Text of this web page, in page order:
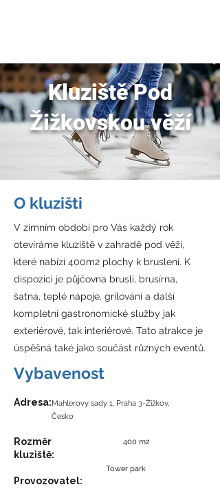
Kluziště Pod
Žižkovskou věží
O kluzišti
V zimním období pro Vás každý rok
otevíráme kluziště v zahradě pod věží,
které nabízí 400m2 plochy k bruslení. K
dispozici je půjčovna bruslí, brusírna,
šatna, teplé nápoje, grilování a další
kompletní gastronomické služby jak
exteriérové, tak interiérové. Tato atrakce je
úspěšná také jako součást různých eventů.
Vybavenost
Mahlerovy sady 1, Praha 3-Žižkov,
Česko
​Adresa:
Rozměr
kluziště:
Provozovatel:
400 m2
Tower park